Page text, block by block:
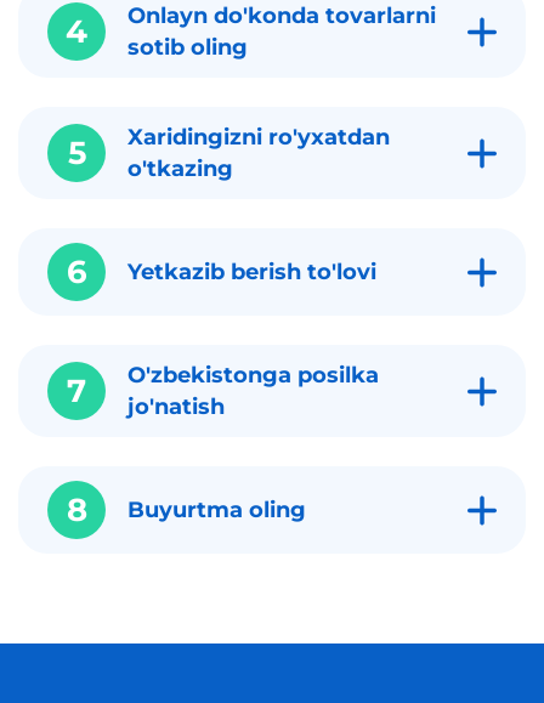
4
Onlayn do'konda tovarlarni
sotib oling
5
Xaridingizni ro'yxatdan
o'tkazing
6 Yetkazib berish to'lovi
7
O'zbekistonga posilka
jo'natish
8 Buyurtma oling